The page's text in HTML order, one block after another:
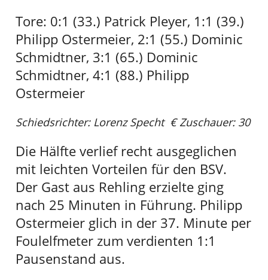
Tore: 0:1 (33.) Patrick Pleyer, 1:1 (39.)
Philipp Ostermeier, 2:1 (55.) Dominic
Schmidtner, 3:1 (65.) Dominic
Schmidtner, 4:1 (88.) Philipp
Ostermeier
Schiedsrichter: Lorenz Specht € Zuschauer: 30
Die Hälfte verlief recht ausgeglichen
mit leichten Vorteilen für den BSV.
Der Gast aus Rehling erzielte ging
nach 25 Minuten in Führung. Philipp
Ostermeier glich in der 37. Minute per
Foulelfmeter zum verdienten 1:1
Pausenstand aus.